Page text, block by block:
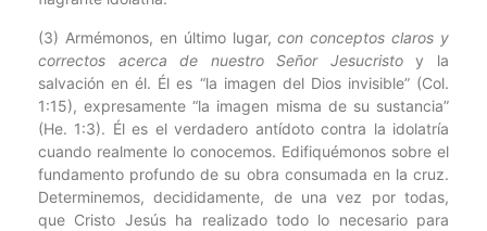
(3) Armémonos, en último lugar,con conceptos claros y
correctos acerca de nuestro Señor Jesucristoy la
salvación en él. Él es “la imagen del Dios invisible” (Col.
1:15), expresamente “la imagen misma de su sustancia”
(He. 1:3). Él es el verdadero antídoto contra la idolatría
cuando realmente lo conocemos. Edifiquémonos sobre el
fundamento profundo de su obra consumada en la cruz.
Determinemos, decididamente, de una vez por todas,
que Cristo Jesús ha realizado todo lo necesario para